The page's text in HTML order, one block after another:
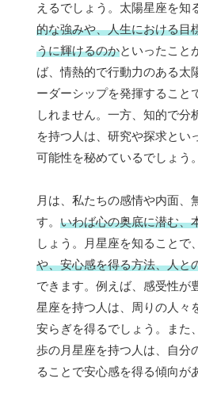
えるでしょう。太陽星座を知
的な強みや、人生における目
うに輝けるのかといったこと
ば、情熱的で行動力のある太
ーダーシップを発揮すること
しれません。一方、知的で分
を持つ人は、研究や探求とい
可能性を秘めているでしょう。
月は、私たちの感情や内面、
す。 いわば心の奥底に潜む、
しょう。月星座を知ることで、
や、安心感を得る方法、人と
できます。例えば、感受性が
星座を持つ人は、周りの人々
安らぎを得るでしょう。また
歩の月星座を持つ人は、自分
ることで安心感を得る傾向が